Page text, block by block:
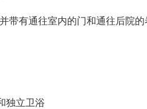
带有通往室内的门和通往后院的
独立卫浴